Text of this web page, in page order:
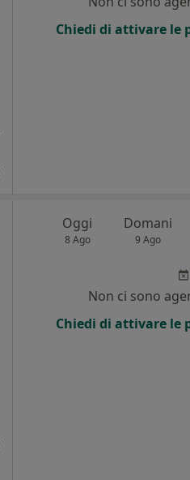
Chiedi di attivare le
Oggi
8 Ago
Domani
9 Ago
Non ci sono
Chiedi di attivare le